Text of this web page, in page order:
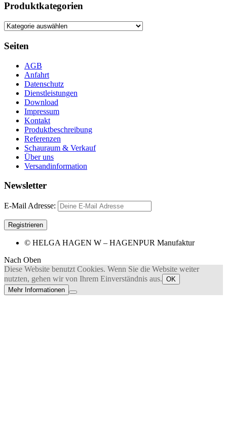
Produktkategorien
Seiten
AGB
Anfahrt
Datenschutz
Dienstleistungen
Download
Impressum
Kontakt
Produktbeschreibung
Referenzen
Schauraum & Verkauf
Über uns
Versandinformation
Newsletter
E-Mail Adresse:
© HELGA HAGEN W – HAGENPUR Manufaktur
Nach Oben
Diese Website benutzt Cookies. Wenn Sie die Website weiter
nutzten, gehen wir von Ihrem Einverständnis aus. OK
Mehr Informationen